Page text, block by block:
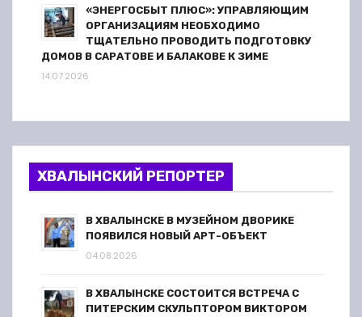
«ЭНЕРГОСБЫТ ПЛЮС»: УПРАВЛЯЮЩИМ
ОРГАНИЗАЦИЯМ НЕОБХОДИМО
ТЩАТЕЛЬНО ПРОВОДИТЬ ПОДГОТОВКУ
ДОМОВ В САРАТОВЕ И БАЛАКОВЕ К ЗИМЕ
14.07.2026
ХВАЛЫНСКИЙ РЕПОРТЕР
В ХВАЛЫНСКЕ В МУЗЕЙНОМ ДВОРИКЕ
ПОЯВИЛСЯ НОВЫЙ АРТ-ОБЪЕКТ
04.08.2026
В ХВАЛЫНСКЕ СОСТОИТСЯ ВСТРЕЧА С
ПИТЕРСКИМ СКУЛЬПТОРОМ ВИКТОРОМ